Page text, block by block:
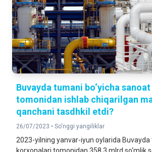
Buvayda tumani bo‘yicha
tomonidan ishlab chiqarilgan
qanchani tasdhkil etdi?
26/07/2023 • So'nggi yangiliklar
2023-yilning yanvar-iyun oylarida